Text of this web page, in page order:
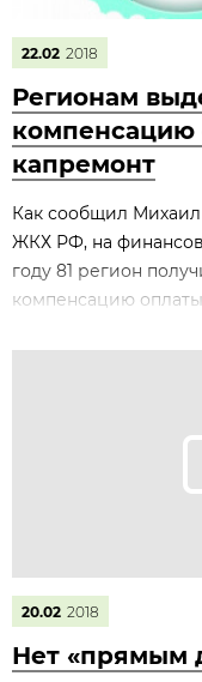
22.02 2018
Регионам
компенсацию
капремонт
Как сообщил
ЖКХ РФ, на
году 81 регион
компенсацию
20.02 2018
Нет «прямым